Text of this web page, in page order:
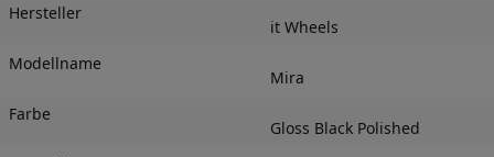
Hersteller
it Wheels
Modellname
Mira
Farbe
Gloss Black Polished